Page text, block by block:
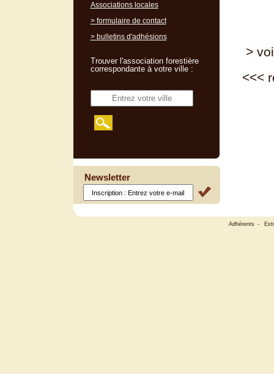
>
<<<
Associations locales
> formulaire de contact
> bulletins d'adhésions
Trouver l'association forestière
correspondante à votre ville :
Newsletter
Adhérents -